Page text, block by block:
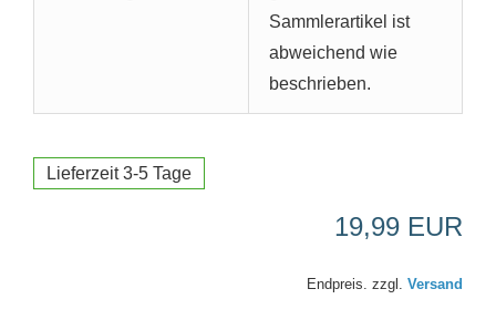
Sammlerartikel ist
abweichend wie
beschrieben.
Lieferzeit 3-5 Tage
19,99 EUR
Endpreis. zzgl. Versand